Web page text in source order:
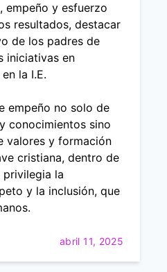
empeño y esfuerzo
resultados, destacar
de los padres de
iniciativas en
la I.E.
empeño no solo de
conocimientos sino
valores y formación
cristiana, dentro de
privilegia la
y la inclusión, que
abril 11, 2025